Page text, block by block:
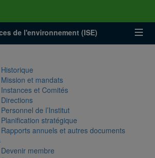
de l'environnement (ISE)
Historique
Mission et mandats
Instances et Comités
Directions
Personnel de l’Institut
Planification stratégique
Rapports annuels et autres documents
Devenir membre